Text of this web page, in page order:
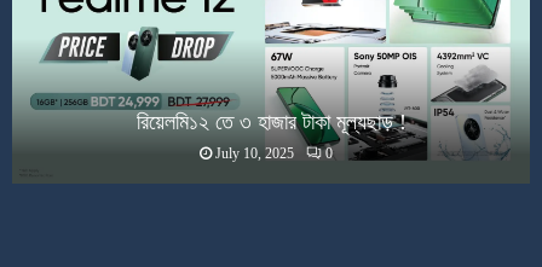
রিয়েলমি১২ তে ৩ হাজার টাকা মূল্যছাড় !
July 10, 2025 0